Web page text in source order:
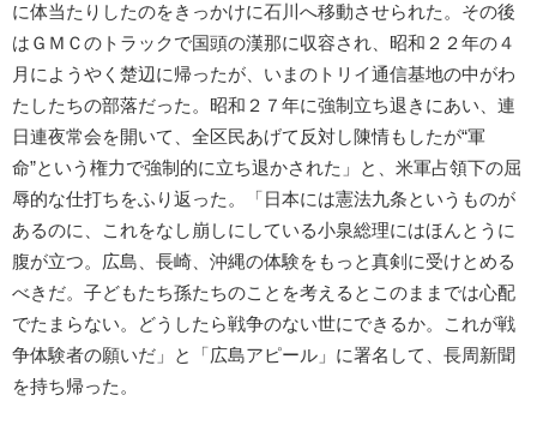
に体当たりしたのをきっかけに石川へ移動させられた。その後
はＧＭＣのトラックで国頭の漢那に収容され、昭和２２年の４
月にようやく楚辺に帰ったが、いまのトリイ通信基地の中がわ
たしたちの部落だった。昭和２７年に強制立ち退きにあい、連
日連夜常会を開いて、全区民あげて反対し陳情もしたが“軍
命”という権力で強制的に立ち退かされた」と、米軍占領下の屈
辱的な仕打ちをふり返った。「日本には憲法九条というものが
あるのに、これをなし崩しにしている小泉総理にはほんとうに
腹が立つ。広島、長崎、沖縄の体験をもっと真剣に受けとめる
べきだ。子どもたち孫たちのことを考えるとこのままでは心配
でたまらない。どうしたら戦争のない世にできるか。これが戦
争体験者の願いだ」と「広島アピール」に署名して、長周新聞
を持ち帰った。